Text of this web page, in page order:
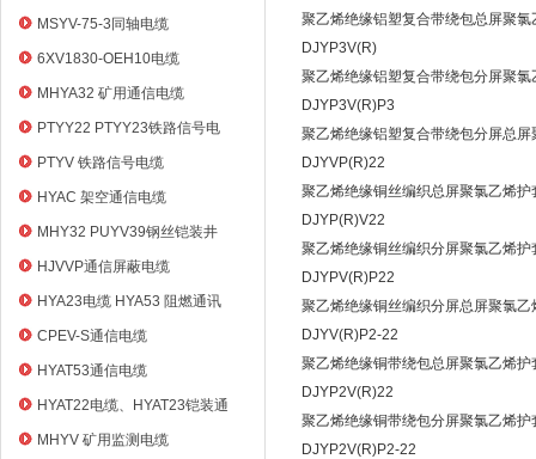
MSYV-75-3同轴电缆
6XV1830-OEH10电缆
MHYA32 矿用通信电缆
PTYY22 PTYY23铁路信号电
缆
PTYV 铁路信号电缆
HYAC 架空通信电缆
MHY32 PUYV39钢丝铠装井
筒信号电缆
HJVVP通信屏蔽电缆
HYA23电缆 HYA53 阻燃通讯
电缆
CPEV-S通信电缆
HYAT53通信电缆
HYAT22电缆、HYAT23铠装通
信电缆
MHYV 矿用监测电缆
聚乙烯绝缘铝塑复合带绕包总屏聚
DJYP3V(R)
聚乙烯绝缘铝塑复合带绕包分屏聚
DJYP3V(R)P3
聚乙烯绝缘铝塑复合带绕包分屏总
DJYVP(R)22
聚乙烯绝缘铜丝编织总屏聚氯乙烯
DJYP(R)V22
聚乙烯绝缘铜丝编织分屏聚氯乙烯
DJYPV(R)P22
聚乙烯绝缘铜丝编织分屏总屏聚氯
DJYV(R)P2-22
聚乙烯绝缘铜带绕包总屏聚氯乙烯
DJYP2V(R)22
聚乙烯绝缘铜带绕包分屏聚氯乙烯
DJYP2V(R)P2-22